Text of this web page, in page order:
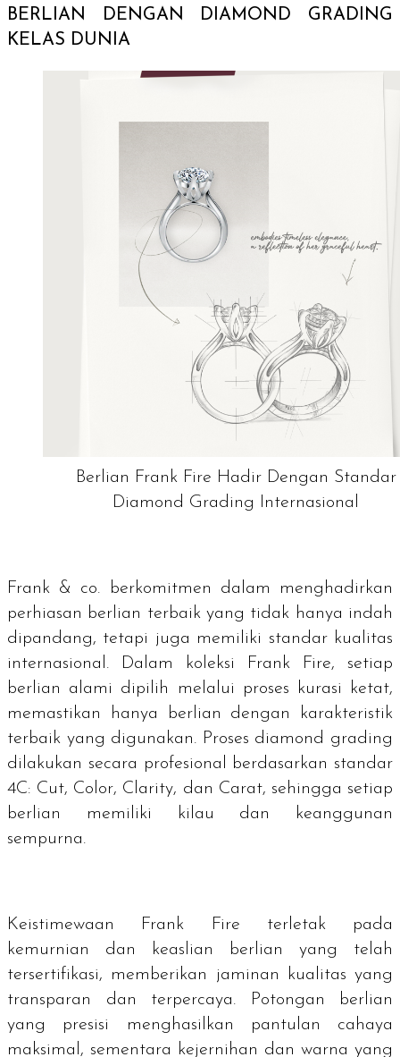
BERLIAN DENGAN
DIAMOND GRADING
KELAS DUNIA
Berlian Frank Fire Hadir Dengan Standar
Diamond Grading Internasional
Frank & co. berkomitmen dalam menghadirkan
perhiasan berlian terbaik yang tidak hanya indah
dipandang, tetapi juga memiliki standar kualitas
internasional. Dalam koleksi Frank Fire, setiap
berlian alami dipilih melalui proses kurasi ketat,
memastikan hanya berlian dengan karakteristik
terbaik yang digunakan. Proses diamond grading
dilakukan secara profesional berdasarkan standar
4C: Cut, Color, Clarity, dan Carat, sehingga setiap
berlian memiliki kilau dan keanggunan
sempurna.
Keistimewaan Frank Fire terletak pada
kemurnian dan keaslian berlian yang telah
tersertifikasi, memberikan jaminan kualitas yang
transparan dan terpercaya. Potongan berlian
yang presisi menghasilkan pantulan cahaya
maksimal, sementara kejernihan dan warna yang